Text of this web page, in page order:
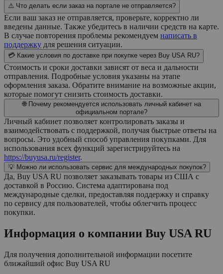
⚠️ Что делать если заказ на портале не отправляется?
Если ваш заказ не отправляется, проверьте, корректно ли
введены данные. Также убедитесь в наличии средств на карте.
В случае повторения проблемы рекомендуем написать в
поддержку для решения ситуации.
💳 Какие условия по доставке при покупке через Buy USA RU?
Стоимость и сроки доставки зависят от веса и дальности
отправления. Подробные условия указаны на этапе
оформления заказа. Обратите внимание на возможные акции,
которые помогут снизить стоимость доставки.
🌐 Почему рекомендуется использовать личный кабинет на
официальном портале?
Личный кабинет позволяет контролировать заказы и
взаимодействовать с поддержкой, получая быстрые ответы на
вопросы. Это удобный способ управления покупками. Для
использования всех функций зарегистрируйтесь на
https://buyusa.ru/register.
💡 Можно ли использовать сервис для международных покупок?
Да, Buy USA RU позволяет заказывать товары из США с
доставкой в Россию. Система адаптирована под
международные сделки, предоставляя поддержку и справку
по сервису для пользователей, чтобы облегчить процесс
покупки.
Информация о компании Buy USA RU
Для получения дополнительной информации посетите
ближайший офис Buy USA RU